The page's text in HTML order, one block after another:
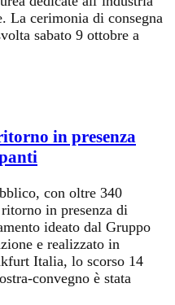
La cerimonia di consegna
sabato 9 ottobre a
in presenza
con oltre 340
in presenza di
ideato dal Gruppo
e realizzato in
Italia, lo scorso 14
convegno è stata